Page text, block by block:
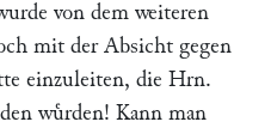
von dem weiteren
mit der Absicht gegen
einzuleiten, die Hrn.
wuͤrden! Kann man